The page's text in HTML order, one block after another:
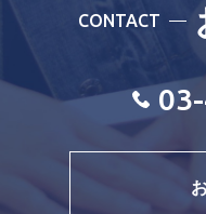
CONTACT